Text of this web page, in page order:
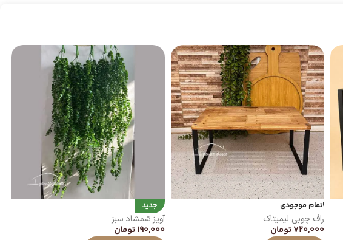
اتمام موجودی
راف چوبی لیمیتاک
720,000تومان
جدید
آویز شمشاد سبز
190,000تومان